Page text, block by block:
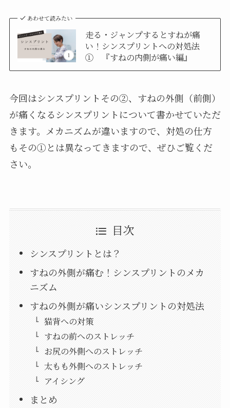
あわせて読みたい
走る・ジャンプするとすねが痛
い！シンスプリントへの対処法
① 『すねの内側が痛い編』
今回はシンスプリントその②、すねの外側（前側）
が痛くなるシンスプリントについて書かせていただ
きます。メカニズムが違いますので、対処の仕方
もその①とは異なってきますので、ぜひご覧くだ
さい。
目次
シンスプリントとは？
すねの外側が痛む！シンスプリントのメカ
ニズム
すねの外側が痛いシンスプリントの対処法
猫背への対策
すねの前へのストレッチ
お尻の外側へのストレッチ
太もも外側へのストレッチ
アイシング
まとめ